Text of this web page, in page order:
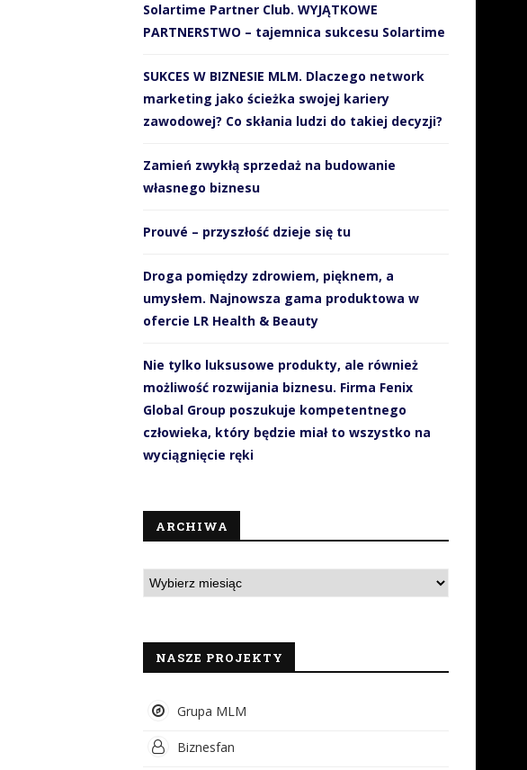
Solartime Partner Club. WYJĄTKOWE
PARTNERSTWO – tajemnica sukcesu Solartime
SUKCES W BIZNESIE MLM. Dlaczego network
marketing jako ścieżka swojej kariery
zawodowej? Co skłania ludzi do takiej decyzji?
Zamień zwykłą sprzedaż na budowanie
własnego biznesu
Prouvé – przyszłość dzieje się tu
Droga pomiędzy zdrowiem, pięknem, a
umysłem. Najnowsza gama produktowa w
ofercie LR Health & Beauty
Nie tylko luksusowe produkty, ale również
możliwość rozwijania biznesu. Firma Fenix
Global Group poszukuje kompetentnego
człowieka, który będzie miał to wszystko na
wyciągnięcie ręki
ARCHIWA
NASZE PROJEKTY
Grupa MLM
Biznesfan